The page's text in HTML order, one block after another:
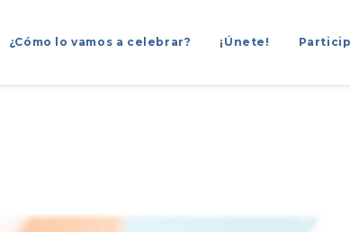
¿Cómo lo vamos a celebrar? ¡Únete!